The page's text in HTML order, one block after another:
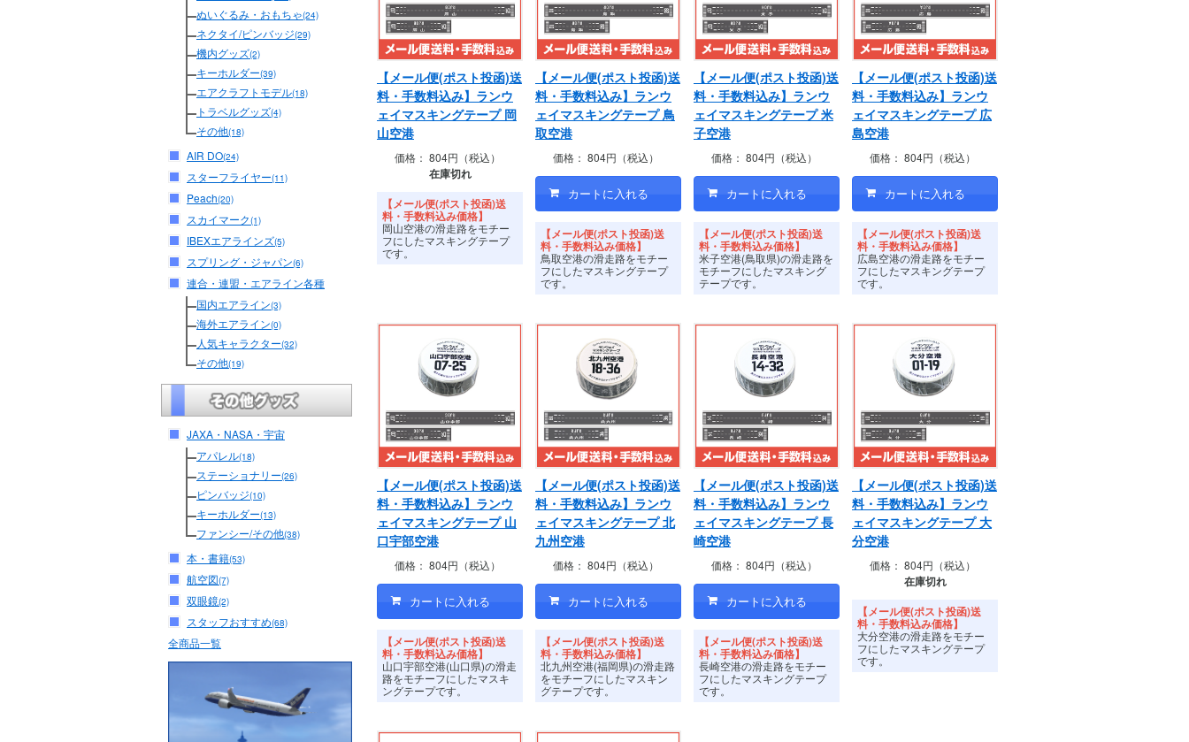
ぬいぐるみ・おもちゃ(24)
ネクタイ/ピンバッジ(29)
機内グッズ(2)
キーホルダー(39)
エアクラフトモデル(18)
トラベルグッズ(4)
その他(18)
AIR DO(24)
スターフライヤー(11)
Peach(20)
スカイマーク(1)
IBEXエアラインズ(5)
スプリング・ジャパン(6)
連合・連盟・エアライン各種
国内エアライン(3)
海外エアライン(0)
人気キャラクター(32)
その他(19)
JAXA・NASA・宇宙
アパレル(18)
ステーショナリー(26)
ピンバッジ(10)
キーホルダー(13)
ファンシー/その他(38)
本・書籍(53)
航空図(7)
双眼鏡(2)
スタッフおすすめ(68)
全商品一覧
【メール便(ポスト投函)送
料・手数料込み】ランウ
ェイマスキングテープ 岡
山空港
価格： 804円（税込）
在庫切れ
【メール便(ポスト投函)送
料・手数料込み価格】
岡山空港の滑走路をモチー
フにしたマスキングテープ
です。
【メール便(ポスト投函)送
料・手数料込み】ランウ
ェイマスキングテープ 鳥
取空港
価格： 804円（税込）
【メール便(ポスト投函)送
料・手数料込み価格】
鳥取空港の滑走路をモチー
フにしたマスキングテープ
です。
【メール便(ポスト投函)送
料・手数料込み】ランウ
ェイマスキングテープ 米
子空港
価格： 804円（税込）
【メール便(ポスト投函)送
料・手数料込み価格】
米子空港(鳥取県)の滑走路を
モチーフにしたマスキング
テープです。
【メール便(ポスト投函)送
料・手数料込み】ランウ
ェイマスキングテープ 広
島空港
価格： 804円（税込）
【メール便(ポスト投函)送
料・手数料込み価格】
広島空港の滑走路をモチー
フにしたマスキングテープ
です。
【メール便(ポスト投函)送
料・手数料込み】ランウ
ェイマスキングテープ 山
口宇部空港
価格： 804円（税込）
【メール便(ポスト投函)送
料・手数料込み価格】
山口宇部空港(山口県)の滑走
路をモチーフにしたマスキ
ングテープです。
【メール便(ポスト投函)送
料・手数料込み】ランウ
ェイマスキングテープ 北
九州空港
価格： 804円（税込）
【メール便(ポスト投函)送
料・手数料込み価格】
北九州空港(福岡県)の滑走路
をモチーフにしたマスキン
グテープです。
【メール便(ポスト投函)送
料・手数料込み】ランウ
ェイマスキングテープ 長
崎空港
価格： 804円（税込）
【メール便(ポスト投函)送
料・手数料込み価格】
長崎空港の滑走路をモチー
フにしたマスキングテープ
です。
【メール便(ポスト投函)送
料・手数料込み】ランウ
ェイマスキングテープ 大
分空港
価格： 804円（税込）
在庫切れ
【メール便(ポスト投函)送
料・手数料込み価格】
大分空港の滑走路をモチー
フにしたマスキングテープ
です。